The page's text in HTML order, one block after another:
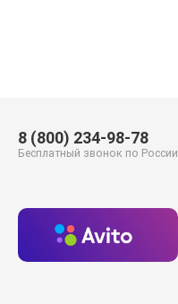
8 (800) 234-98-78
Бесплатный звонок по России